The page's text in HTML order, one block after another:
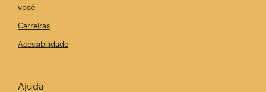
você
Carreiras
Acessibilidade
Ajuda